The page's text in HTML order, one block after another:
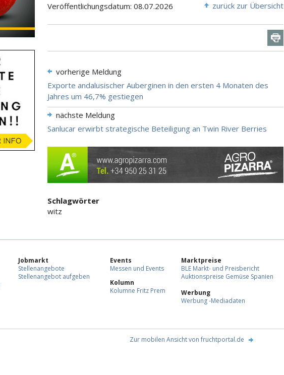
Veröffentlichungsdatum: 08.07.2026
zurück zur Übersicht
vorherige Meldung
Exporte andalusischer Auberginen in den ersten 4 Monaten des
Jahres um 46,7% gestiegen
nächste Meldung
Sanlucar erwirbt strategische Beteiligung an Twin River Berries
Schlagwörter
witz
Jobmarkt
Stellenangebote
Stellenangebot aufgeben
Events
Messen und Events
Kolumn
Kolumne Fritz Prem
Marktpreise
BLE Markt- und Preisbericht
Auktionspreise Gemüse Spanien
Werbung
Werbung -Mediadaten
Zur mobilen Ansicht von fruchtportal.de